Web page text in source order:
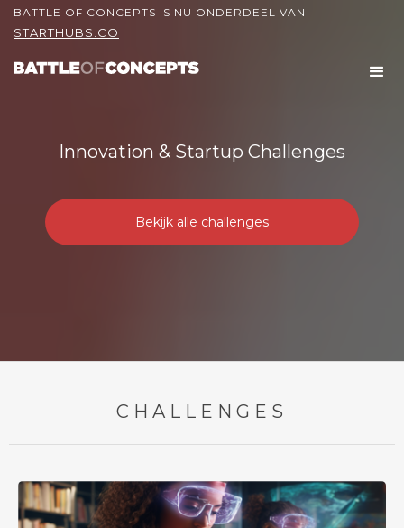
BATTLE OF CONCEPTS IS NU ONDERDEEL VAN
STARTHUBS.CO
Innovation & Startup Challenges
Bekijk alle challenges
CHALLENGES